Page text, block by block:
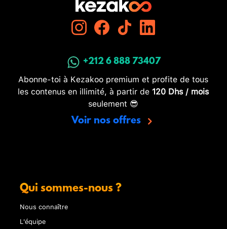
+212 6 888 73407
Abonne-toi à Kezakoo premium et profite de tous
les contenus en illimité, à partir de 120 Dhs / mois
seulement 😎
Voir nos offres
Qui sommes-nous ?
Nous connaître
L'équipe